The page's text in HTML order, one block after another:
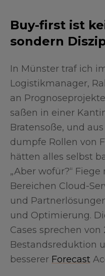
Buy-first ist
sondern
In Münster traf ich
Logistikmanager,
an
saßen in einer
Bratensoße, und
dumpfe Rollen von
hätten alles selbst
„Aber wofür?“
Bereichen Cloud-
und
und Optimierung.
Cases sprechen von
Bestandsreduktion
besserer Forecast